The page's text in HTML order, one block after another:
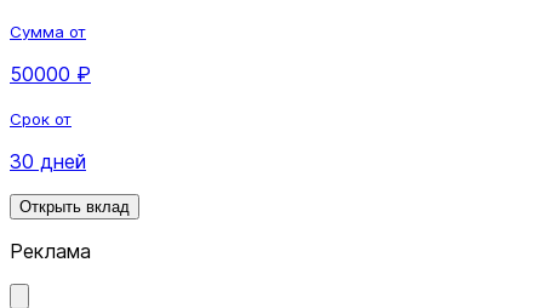
Сумма от
50000 ₽
Срок от
30 дней
Открыть вклад
Реклама